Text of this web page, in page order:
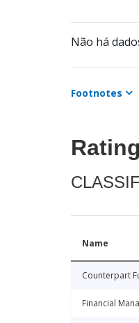
Não há
Footnotes
Name
Counterpart
Financial